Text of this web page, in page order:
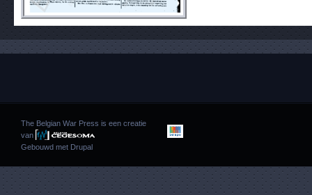
The Belgian War Press is een creatie
van
Gebouwd met Drupal